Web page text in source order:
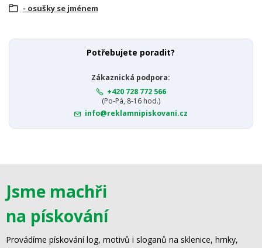
- osušky se jménem
Potřebujete poradit?
Zákaznická podpora:
+420 728 772 566
(Po-Pá, 8-16 hod.)
info@reklamnipiskovani.cz
Jsme machři
na pískování
Provádíme pískování log, motivů i sloganů na sklenice, hrnky,